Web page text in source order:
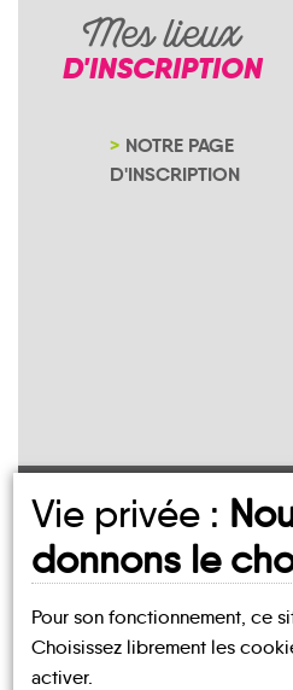
Mes lieux
D'INSCRIPTION
NOTRE PAGE
D'INSCRIPTION
UN AVIS, UN
À
Vie privée :
donnons le
Pour son fonctionnement, ce
Choisissez librement les
activer.